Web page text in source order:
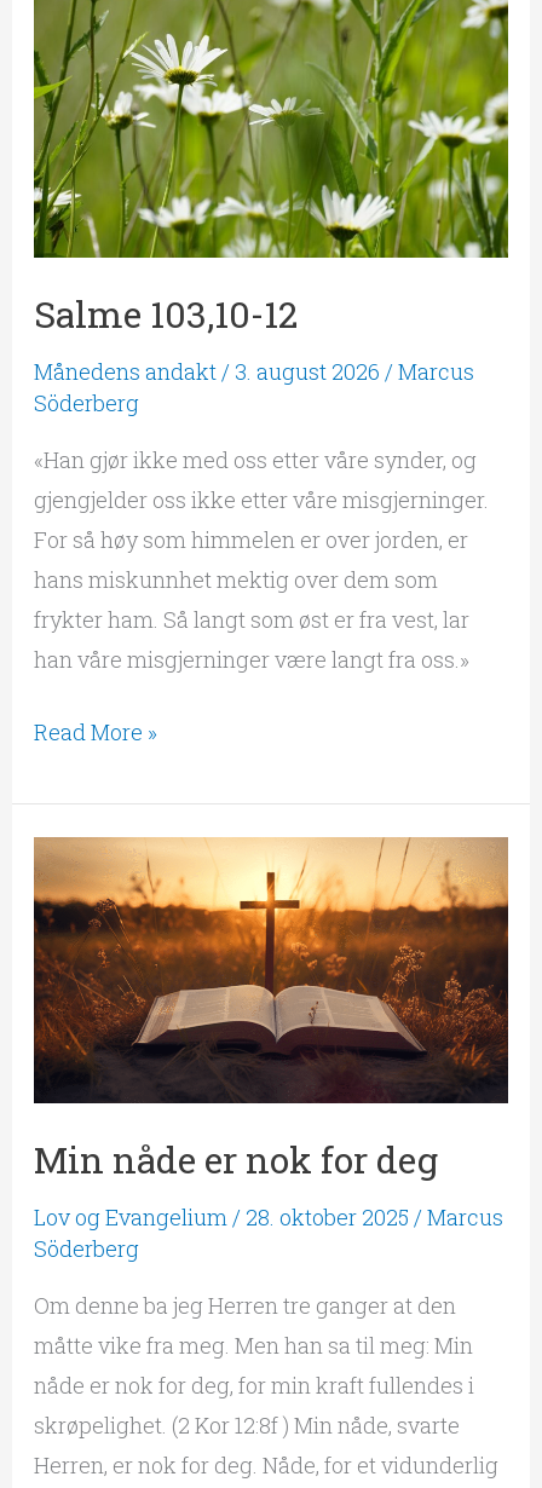
Salme 103,10-12
Månedens andakt/ 3. august 2026 /Marcus
Söderberg
«Han gjør ikke med oss etter våre synder, og
gjengjelder oss ikke etter våre misgjerninger.
For så høy som himmelen er over jorden, er
hans miskunnhet mektig over dem som
frykter ham. Så langt som øst er fra vest, lar
han våre misgjerninger være langt fra oss.»
Read More »
Min nåde er nok for deg
Lov og Evangelium / 28. oktober 2025 /Marcus
Söderberg
Om denne ba jeg Herren tre ganger at den
måtte vike fra meg. Men han sa til meg: Min
nåde er nok for deg, for min kraft fullendes i
skrøpelighet. (2 Kor 12:8f ) Min nåde, svarte
Herren, er nok for deg. Nåde, for et vidunderlig
Min
nåde
er
nok
for
deg